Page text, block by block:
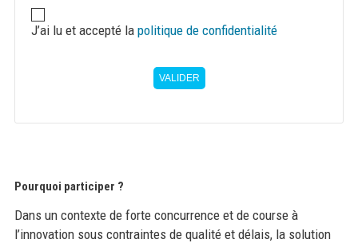
J’ai lu et accepté la politique de confidentialité
VALIDER
Pourquoi participer ?
Dans un contexte de forte concurrence et de course à
l’innovation sous contraintes de qualité et délais, la solution